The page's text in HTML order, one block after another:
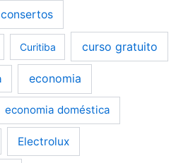
consertos
Curitiba curso gratuito
economia
economia doméstica
Electrolux